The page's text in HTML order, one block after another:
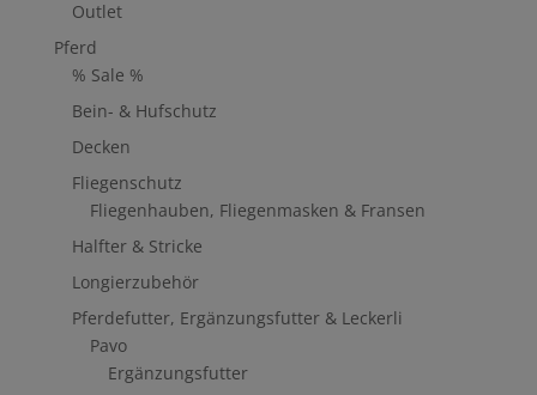
Outlet
Pferd
% Sale %
Bein- & Hufschutz
Decken
Fliegenschutz
Fliegenhauben, Fliegenmasken & Fransen
Halfter & Stricke
Longierzubehör
Pferdefutter, Ergänzungsfutter & Leckerli
Pavo
Ergänzungsfutter